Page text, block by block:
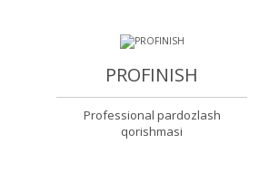
PROFINISH
Professional pardozlash
qorishmasi